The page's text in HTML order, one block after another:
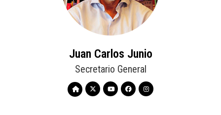
Juan Carlos Junio
Secretario General